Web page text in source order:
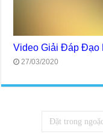
Video Giải Đáp Đạo
27/03/2020